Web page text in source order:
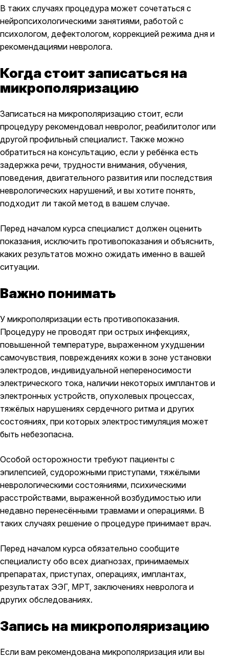
В таких случаях процедура может сочетаться с
нейропсихологическими занятиями, работой с
психологом, дефектологом, коррекцией режима дня и
рекомендациями невролога.
Когда стоит записаться на
микрополяризацию
Записаться на микрополяризацию стоит, если
процедуру рекомендовал невролог, реабилитолог или
другой профильный специалист. Также можно
обратиться на консультацию, если у ребёнка есть
задержка речи, трудности внимания, обучения,
поведения, двигательного развития или последствия
неврологических нарушений, и вы хотите понять,
подходит ли такой метод в вашем случае.
Перед началом курса специалист должен оценить
показания, исключить противопоказания и объяснить,
каких результатов можно ожидать именно в вашей
ситуации.
Важно понимать
У микрополяризации есть противопоказания.
Процедуру не проводят при острых инфекциях,
повышенной температуре, выраженном ухудшении
самочувствия, повреждениях кожи в зоне установки
электродов, индивидуальной непереносимости
электрического тока, наличии некоторых имплантов и
электронных устройств, опухолевых процессах,
тяжёлых нарушениях сердечного ритма и других
состояниях, при которых электростимуляция может
быть небезопасна.
Особой осторожности требуют пациенты с
эпилепсией, судорожными приступами, тяжёлыми
неврологическими состояниями, психическими
расстройствами, выраженной возбудимостью или
недавно перенесёнными травмами и операциями. В
таких случаях решение о процедуре принимает врач.
Перед началом курса обязательно сообщите
специалисту обо всех диагнозах, принимаемых
препаратах, приступах, операциях, имплантах,
результатах ЭЭГ, МРТ, заключениях невролога и
других обследованиях.
Запись на микрополяризацию
Если вам рекомендована микрополяризация или вы